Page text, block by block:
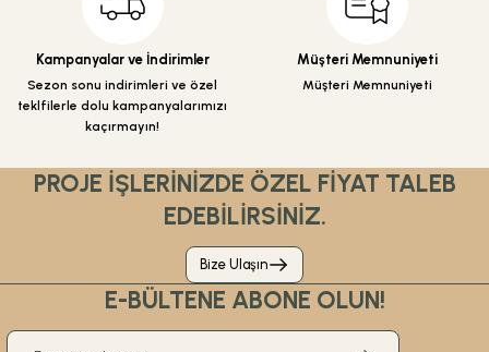
Kampanyalar ve İndirimler
Sezon sonu indirimleri ve özel
teklfilerle dolu kampanyalarımızı
kaçırmayın!
Müşteri Memnuniyeti
Müşteri Memnuniyeti
PROJE İŞLERİNİZDE ÖZEL FİYAT TALEB
EDEBİLİRSİNİZ.
Bize Ulaşın
E-BÜLTENE ABONE OLUN!